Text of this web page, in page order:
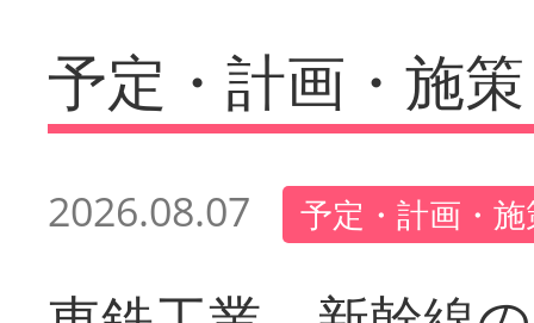
予定・計画・施策
2026.08.07 予定・計画・